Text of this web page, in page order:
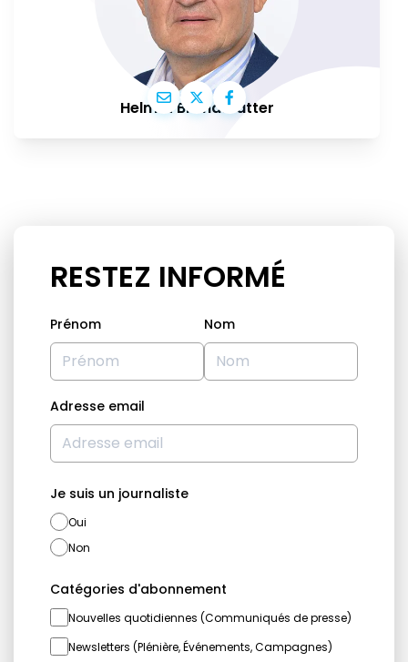
Helmut Brandstätter
RESTEZ INFORMÉ
Prénom Nom
Adresse email
Je suis un journaliste
Oui
Non
Catégories d'abonnement
Nouvelles quotidiennes (Communiqués de presse)
Newsletters (Plénière, Événements, Campagnes)